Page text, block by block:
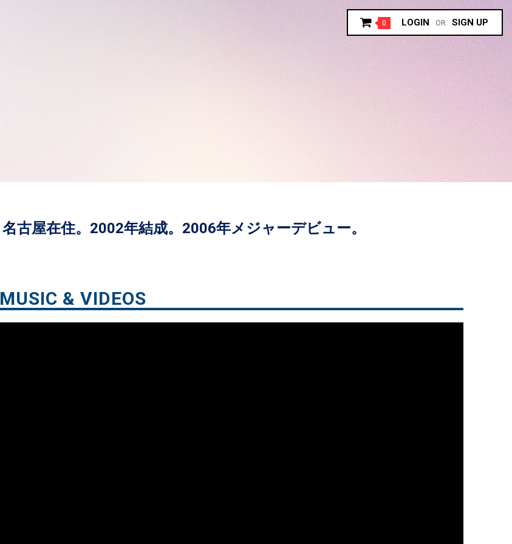
0 LOGIN OR SIGN UP
名古屋在住。2002年結成。2006年メジャーデビュー。
MUSIC & VIDEOS